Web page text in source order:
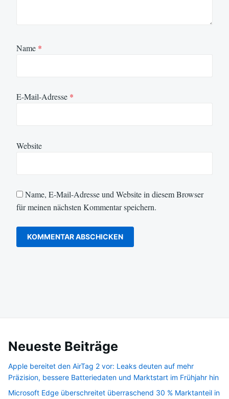
Name *
E-Mail-Adresse *
Website
Name, E-Mail-Adresse und Website in diesem Browser
für meinen nächsten Kommentar speichern.
Neueste Beiträge
Apple bereitet den AirTag 2 vor: Leaks deuten auf mehr
Präzision, bessere Batteriedaten und Marktstart im Frühjahr hin
Microsoft Edge überschreitet überraschend 30 % Marktanteil in